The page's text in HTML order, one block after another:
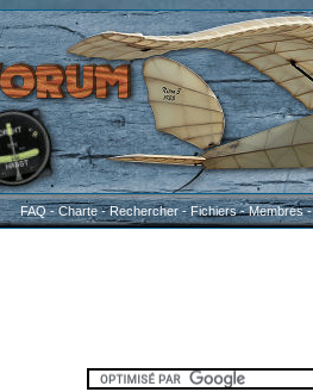
FAQ-Charte-Rechercher-Fichiers-Membres